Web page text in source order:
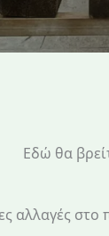
Εδώ θα
αλλαγές